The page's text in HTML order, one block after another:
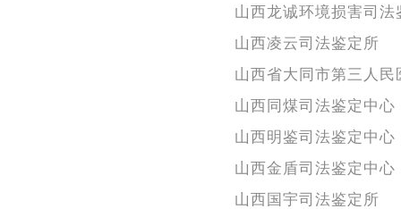
山西龙诚环境损害司法
山西凌云司法鉴定所
山西省大同市第三人
山西同煤司法鉴定中心
山西明鉴司法鉴定中心
山西金盾司法鉴定中心
山西国宇司法鉴定所